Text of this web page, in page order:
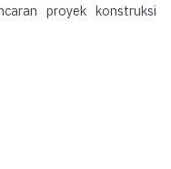
proyek konstruksi